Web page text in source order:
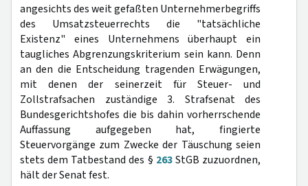
angesichts des weit gefaßten Unternehmerbegriffs
des Umsatzsteuerrechts die "tatsächliche
Existenz" eines Unternehmens überhaupt ein
taugliches Abgrenzungskriterium sein kann. Denn
an den die Entscheidung tragenden Erwägungen,
mit denen der seinerzeit für Steuer- und
Zollstrafsachen zuständige 3. Strafsenat des
Bundesgerichtshofes die bis dahin vorherrschende
Auffassung aufgegeben hat, fingierte
Steuervorgänge zum Zwecke der Täuschung seien
stets dem Tatbestand des § 263StGB zuzuordnen,
hält der Senat fest.